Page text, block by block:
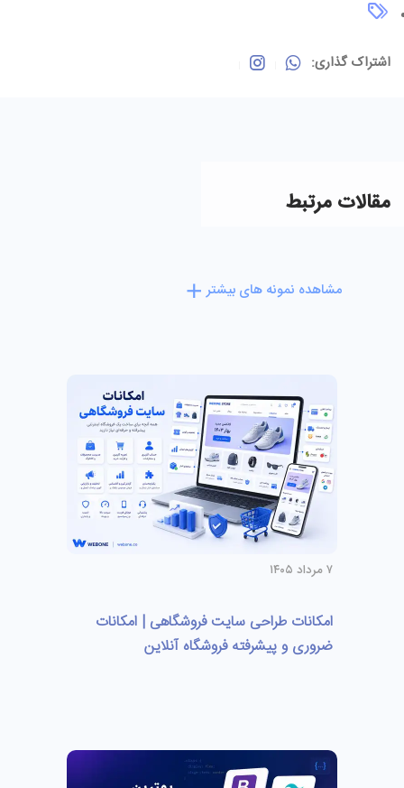
اشتراک گذاری:
مقالات مرتبط
مشاهده نمونه های بیشتر
۷ مرداد ۱۴۰۵
امکانات طراحی سایت فروشگاهی | امکانات
ضروری و پیشرفته فروشگاه آنلاین